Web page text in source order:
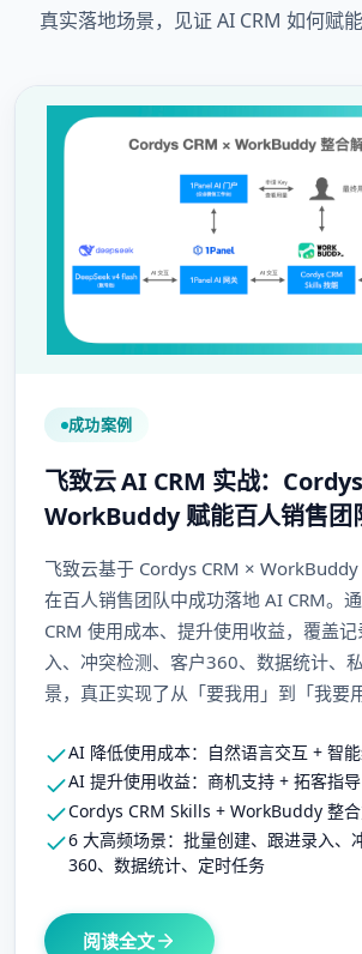
真实落地场景，见证 AI CRM 如何赋
成功案例
飞致云 AI CRM 实战：
WorkBuddy 赋能百人销售团
飞致云基于 Cordys CRM × WorkBuddy
在百人销售团队中成功落地 AI CRM。
CRM 使用成本、提升使用收益，覆盖
入、冲突检测、客户360、数据统计、
景，真正实现了从「要我用」到「我要
AI 降低使用成本：自然语言交互 + 智
AI 提升使用收益：商机支持 + 拓客指
Cordys CRM Skills + WorkBuddy 整
6 大高频场景：批量创建、跟进录入、
360、数据统计、定时任务
阅读全文